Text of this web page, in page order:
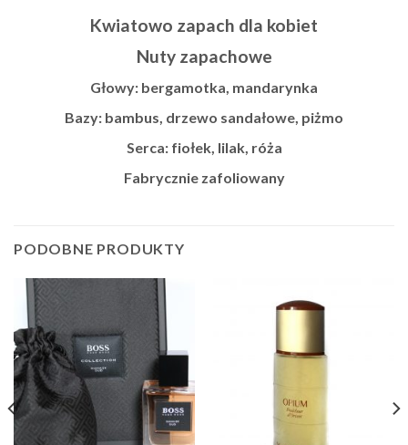
Kwiatowo zapach dla kobiet
Nuty zapachowe
Głowy: bergamotka, mandarynka
Bazy: bambus, drzewo sandałowe, piżmo
Serca: fiołek, lilak, róża
Fabrycznie zafoliowany
PODOBNE PRODUKTY